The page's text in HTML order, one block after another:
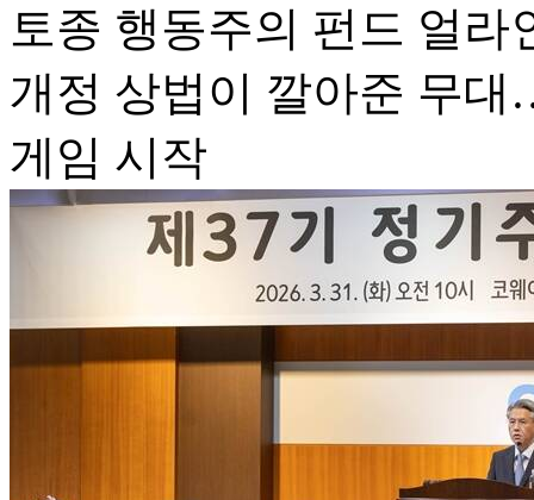
토종 행동주의 펀드 얼라
개정 상법이 깔아준 무
게임 시작